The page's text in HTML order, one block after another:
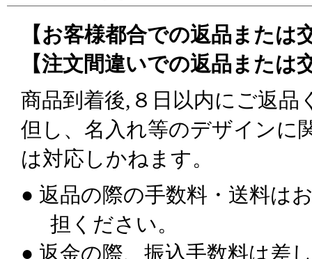
【お客様都合での返品または
【注文間違いでの返品または
商品到着後,８日以内にご返品
但し、名入れ等のデザインに
は対応しかねます。
● 返品の際の手数料・送料は
担ください。
● 返金の際、振込手数料は差